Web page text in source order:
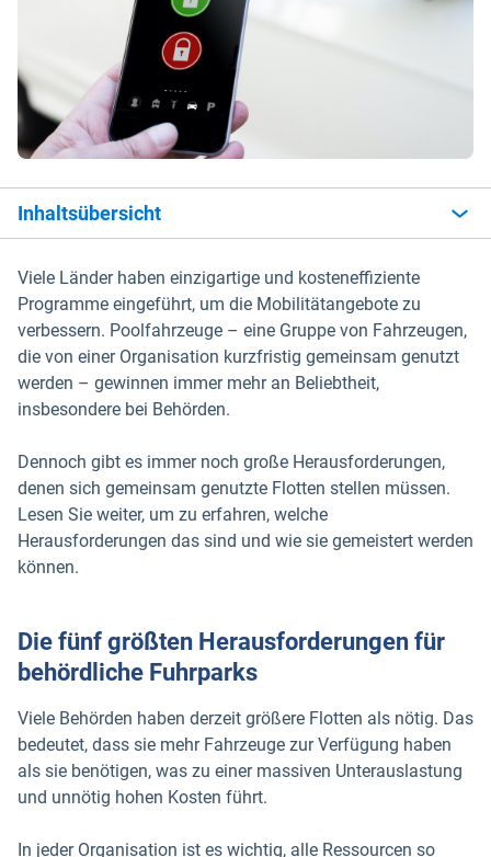
Inhaltsübersicht
Viele Länder haben einzigartige und kosteneffiziente
Programme eingeführt, um die Mobilitätangebote zu
verbessern. Poolfahrzeuge – eine Gruppe von Fahrzeugen,
die von einer Organisation kurzfristig gemeinsam genutzt
werden – gewinnen immer mehr an Beliebtheit,
insbesondere bei Behörden.
Dennoch gibt es immer noch große Herausforderungen,
denen sich gemeinsam genutzte Flotten stellen müssen.
Lesen Sie weiter, um zu erfahren, welche
Herausforderungen das sind und wie sie gemeistert werden
können.
Die fünf größten Herausforderungen für
behördliche Fuhrparks
Viele Behörden haben derzeit größere Flotten als nötig. Das
bedeutet, dass sie mehr Fahrzeuge zur Verfügung haben
als sie benötigen, was zu einer massiven Unterauslastung
und unnötig hohen Kosten führt.
In jeder Organisation ist es wichtig, alle Ressourcen so